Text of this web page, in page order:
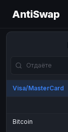
AntiSwap
Visa/MasterCard
Bitcoin